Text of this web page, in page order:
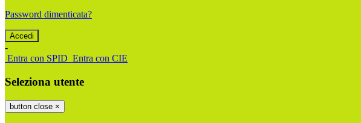
Password dimenticata?
-
Entra con SPID Entra con CIE
Seleziona utente
button close ×